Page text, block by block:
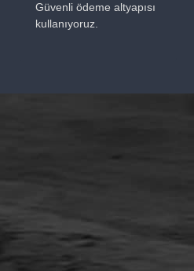
Güvenli ödeme altyapısı
kullanıyoruz.